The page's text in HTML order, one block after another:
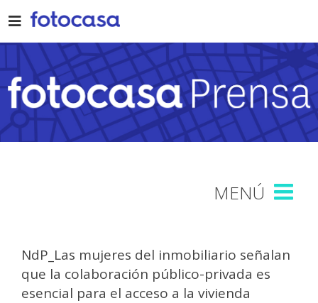
to
content
NdP_Las mujeres del inmobiliario señalan
que la colaboración público-privada es
esencial para el acceso a la vivienda